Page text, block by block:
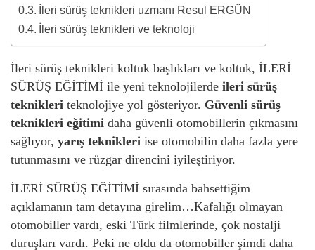
İleri sürüş teknikleri uzmanı Resul ERGÜN
İleri sürüş teknikleri ve teknoloji
İleri sürüş teknikleri koltuk başlıkları ve koltuk, İLERİ
SÜRÜŞ EĞİTİMİ ile yeni teknolojilerde ileri sürüş
teknikleri teknolojiye yol gösteriyor. Güvenli sürüş
teknikleri eğitimi daha güvenli otomobillerin çıkmasını
sağlıyor, yarış teknikleri ise otomobilin daha fazla yere
tutunmasını ve rüzgar direncini iyileştiriyor.
İLERİ SÜRÜŞ EĞİTİMİ sırasında bahsettiğim
açıklamanın tam detayına girelim…Kafalığı olmayan
otomobiller vardı, eski Türk filmlerinde, çok nostalji
duruşları vardı. Peki ne oldu da otomobiller şimdi daha